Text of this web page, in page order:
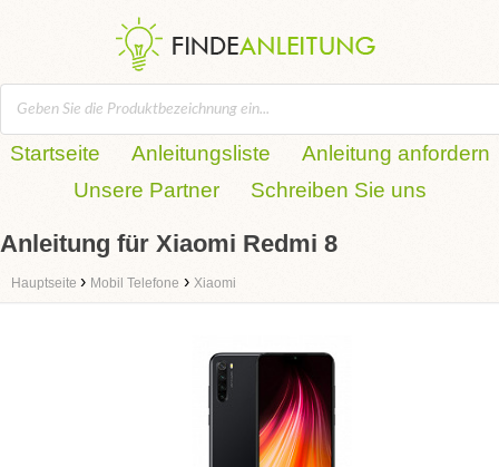
Startseite Anleitungsliste
Anleitung anfordern
Unsere Partner
Schreiben Sie uns
Anleitung für Xiaomi Redmi 8
Hauptseite › Mobil Telefone › Xiaomi